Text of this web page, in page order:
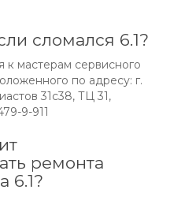
сломался 6.1?
к мастерам сервисного
по адресу: г.
31с38, ТЦ 31,
9-911
ремонта
6.1?